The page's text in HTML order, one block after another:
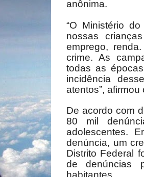
anônima.
“O Ministério
nossas
emprego,
crime. As
todas as
incidência
atentos”,
De acordo com
80 mil
adolescentes.
denúncia, um
Distrito Federal
de denúncias
habitantes.